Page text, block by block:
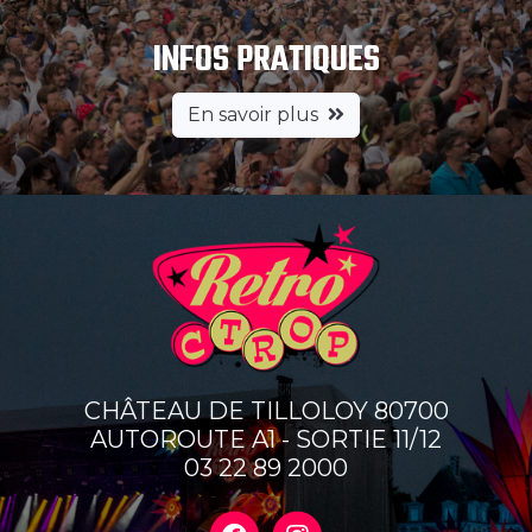
INFOS PRATIQUES
En savoir plus
CHÂTEAU DE TILLOLOY 80700
AUTOROUTE A1 - SORTIE 11/12
03 22 89 2000